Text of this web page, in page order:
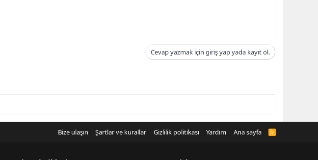
Cevap yazmak için giriş yap yada kayıt ol.
Bize ulaşın Şartlar ve kurallar Gizlilik politikası Yardım Ana sayfa
R